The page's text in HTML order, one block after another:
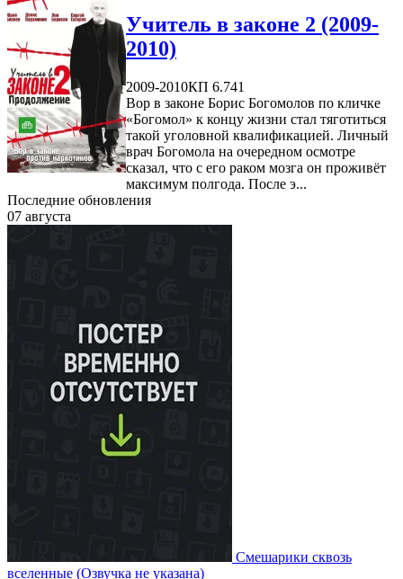
Учитель в законе 2 (2009-
2010)
2009-2010КП 6.741
Вор в законе Борис Богомолов по кличке
«Богомол» к концу жизни стал тяготиться
такой уголовной квалификацией. Личный
врач Богомола на очередном осмотре
сказал, что с его раком мозга он проживёт
максимум полгода. После э...
Последние обновления
07 августа
Смешарики сквозь
вселенные (Озвучка не указана)